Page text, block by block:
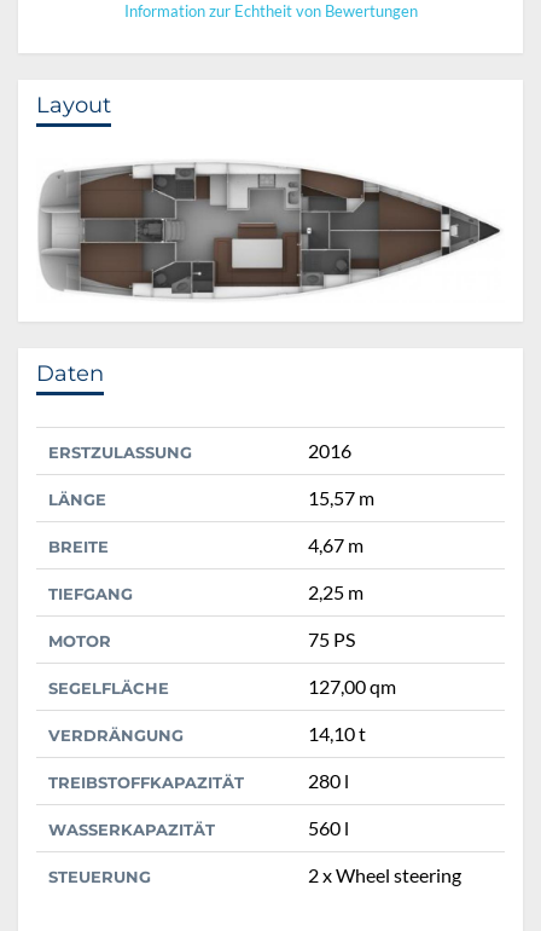
Information zur Echtheit von Bewertungen
Layout
Daten
ERSTZULASSUNG 2016
LÄNGE 15,57 m
BREITE 4,67 m
TIEFGANG 2,25 m
MOTOR 75 PS
SEGELFLÄCHE 127,00 qm
VERDRÄNGUNG 14,10 t
TREIBSTOFFKAPAZITÄT 280 l
WASSERKAPAZITÄT 560 l
STEUERUNG 2 x Wheel steering